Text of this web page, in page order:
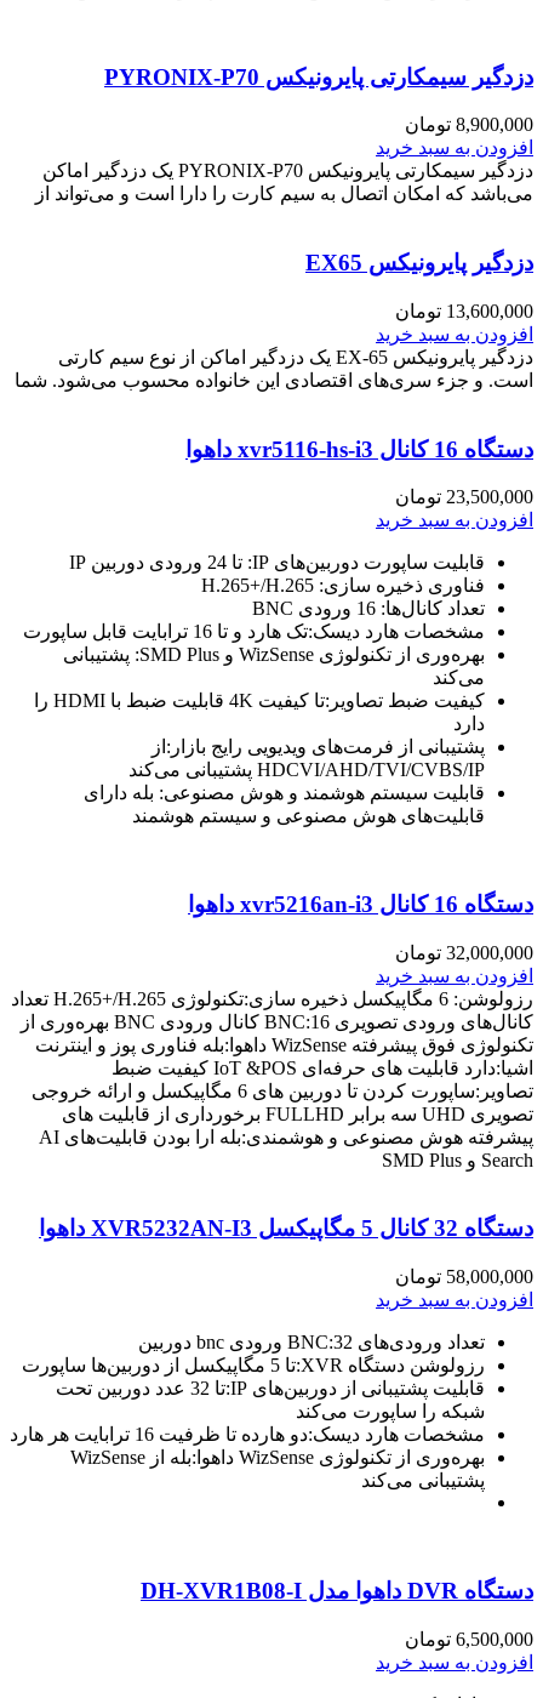
دزدگیر سیمکارتی پایرونیکس PYRONIX-P70
8,900,000 تومان
افزودن به سبد خرید
دزدگیر سیمکارتی پایرونیکس PYRONIX-P70 یک دزدگیر اماکن
می‌باشد که امکان اتصال به سیم کارت را دارا است و می‌تواند از
دزدگیر پایرونیکس EX65
13,600,000 تومان
افزودن به سبد خرید
دزدگیر پایرونیکس EX-65 یک دزدگیر اماکن از نوع سیم کارتی
است. و جزء سری‌های اقتصادی این خانواده محسوب می‌شود. شما
دستگاه 16 کانال xvr5116-hs-i3 داهوا
23,500,000 تومان
افزودن به سبد خرید
قابلیت ساپورت دوربین‌های IP: تا 24 ورودی دوربین IP
فناوری ذخیره سازی: H.265+/H.265
تعداد کانال‌ها: 16 ورودی BNC
مشخصات هارد دیسک:تک هارد و تا 16 ترابایت قابل ساپورت
بهره‌وری از تکنولوژی WizSense و SMD Plus: پشتیبانی
می‌کند
کیفیت ضبط تصاویر:تا کیفیت 4K قابلیت ضبط با HDMI را
دارد
پشتیبانی از فرمت‌های ویدیویی رایج بازار:از
HDCVI/AHD/TVI/CVBS/IP پشتیبانی می‌کند
قابلیت سیستم هوشمند و هوش مصنوعی: بله دارای
قابلیت‌های هوش مصنوعی و سیستم هوشمند
دستگاه 16 کانال xvr5216an-i3 داهوا
32,000,000 تومان
افزودن به سبد خرید
رزولوشن: 6 مگاپیکسل ذخیره سازی:تکنولوژی H.265+/H.265 تعداد
کانال‌های ورودی تصویری BNC:16 کانال ورودی BNC بهره‌وری از
تکنولوژی فوق پیشرفته WizSense داهوا:بله فناوری پوز و اینترنت
اشیا:دارد قابلیت های حرفه‌ای IoT &POS کیفیت ضبط
تصاویر:ساپورت کردن تا دوربین های 6 مگاپیکسل و ارائه خروجی
تصویری UHD سه برابر FULLHD برخورداری از قابلیت های
پیشرفته هوش مصنوعی و هوشمندی:بله ارا بودن قابلیت‌های AI
Search و SMD Plus
دستگاه 32 کانال 5 مگاپیکسل XVR5232AN-I3 داهوا
58,000,000 تومان
افزودن به سبد خرید
تعداد ورودی‌های BNC:32 ورودی bnc دوربین
رزولوشن دستگاه XVR:تا 5 مگاپیکسل از دوربین‌ها ساپورت
قابلیت پشتیبانی از دوربین‌های IP:تا 32 عدد دوربین تحت
شبکه را ساپورت می‌کند
مشخصات هارد دیسک:دو هارده تا ظرفیت 16 ترابایت هر هارد
بهره‌وری از تکنولوژی WizSense داهوا:بله از WizSense
پشتیبانی می‌کند
دستگاه DVR داهوا مدل DH-XVR1B08-I
6,500,000 تومان
افزودن به سبد خرید